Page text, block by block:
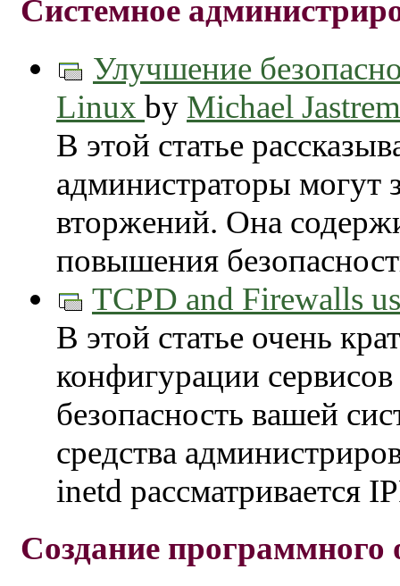
Системное
Улучшение
Linux by Michael
В этой статье
администраторы могут
вторжений. Она
повышения
TCPD and Firewalls
В этой статье очень
конфигурации
безопасность вашей
средства
inetd рассматривается
Создание программного